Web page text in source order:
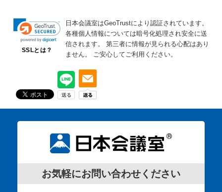
SSLとは？
日本会議室はGeoTrustにより認証されています。
各種個人情報については暗号化処理され安全に送
信されます。
第三者に情報が見られる心配はあり
ません。
ご安心してご利用ください。
お気軽にお問い合わせください